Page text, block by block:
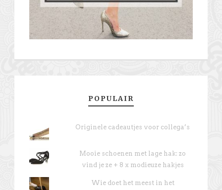
POPULAIR
Originele cadeautjes voor collega’s
Mooie schoenen met lage hak: zo
vind je ze + 8 x modieuze hakjes
Wie doet het meest in het